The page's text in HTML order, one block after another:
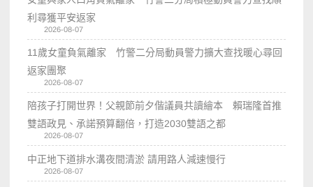
利尋獲平安返家
2026-08-07
11歲女童負氣離家 竹警二分局動員警力擴大查找暖心尋回
返家團聚
2026-08-07
陪孩子打開世界！父親節前夕偕議員共讀繪本 賴瑞隆首推
雙語政見、承諾預算翻倍，打造2030雙語之都
2026-08-07
中正地下道排水溝夜間清淤 請用路人減速慢行
2026-08-07